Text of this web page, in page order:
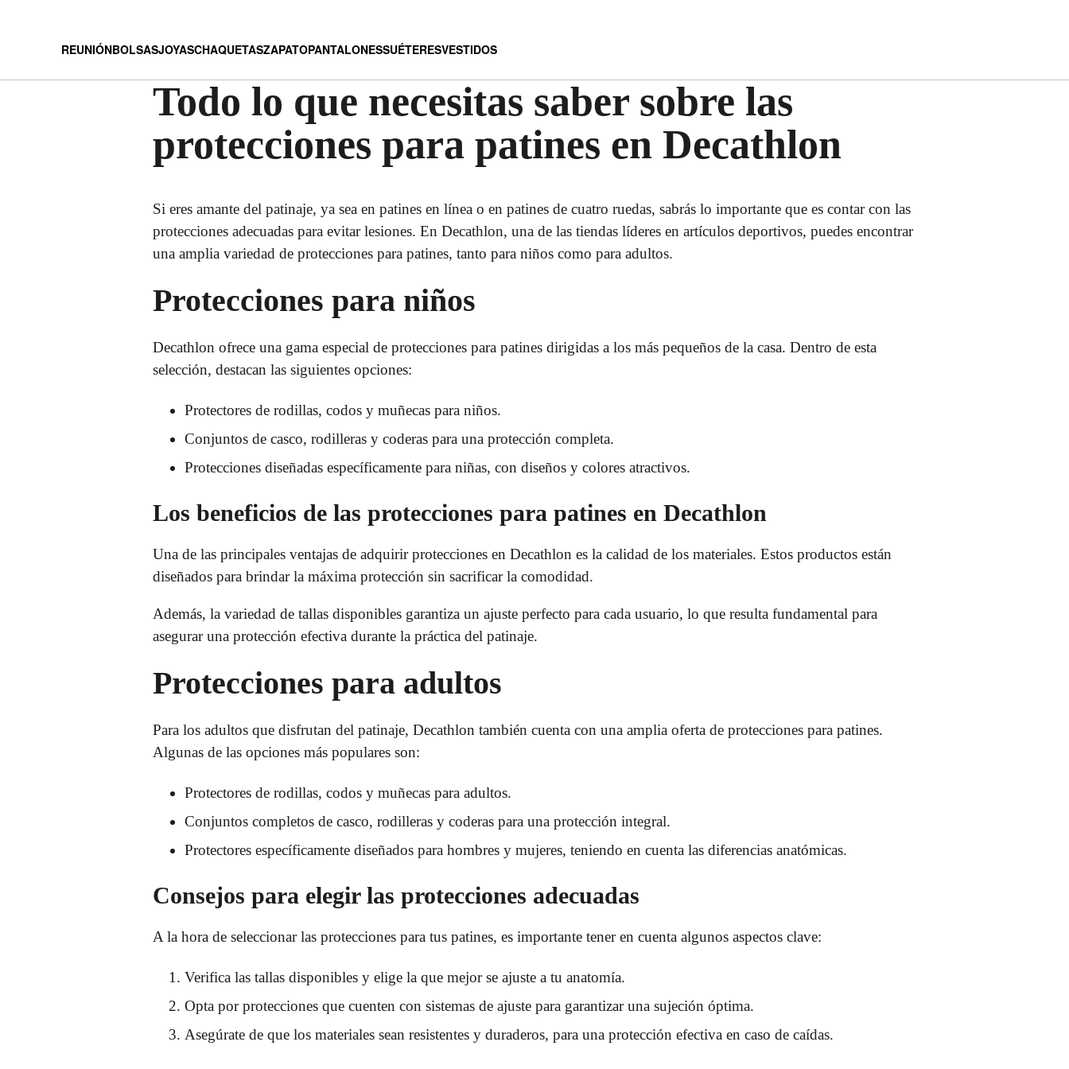
REUNIÓNBOLSASJOYASCHAQUETASZAPATOPANTALONESSUÉTERESVESTIDOS
Todo lo que necesitas saber sobre las
protecciones para patines en Decathlon
Si eres amante del patinaje, ya sea en patines en línea o en patines de cuatro ruedas, sabrás lo importante que es contar con las
protecciones adecuadas para evitar lesiones. En Decathlon, una de las tiendas líderes en artículos deportivos, puedes encontrar
una amplia variedad de protecciones para patines, tanto para niños como para adultos.
Protecciones para niños
Decathlon ofrece una gama especial de protecciones para patines dirigidas a los más pequeños de la casa. Dentro de esta
selección, destacan las siguientes opciones:
Protectores de rodillas, codos y muñecas para niños.
Conjuntos de casco, rodilleras y coderas para una protección completa.
Protecciones diseñadas específicamente para niñas, con diseños y colores atractivos.
Los beneficios de las protecciones para patines en Decathlon
Una de las principales ventajas de adquirir protecciones en Decathlon es la calidad de los materiales. Estos productos están
diseñados para brindar la máxima protección sin sacrificar la comodidad.
Además, la variedad de tallas disponibles garantiza un ajuste perfecto para cada usuario, lo que resulta fundamental para
asegurar una protección efectiva durante la práctica del patinaje.
Protecciones para adultos
Para los adultos que disfrutan del patinaje, Decathlon también cuenta con una amplia oferta de protecciones para patines.
Algunas de las opciones más populares son:
Protectores de rodillas, codos y muñecas para adultos.
Conjuntos completos de casco, rodilleras y coderas para una protección integral.
Protectores específicamente diseñados para hombres y mujeres, teniendo en cuenta las diferencias anatómicas.
Consejos para elegir las protecciones adecuadas
A la hora de seleccionar las protecciones para tus patines, es importante tener en cuenta algunos aspectos clave:
Verifica las tallas disponibles y elige la que mejor se ajuste a tu anatomía.
Opta por protecciones que cuenten con sistemas de ajuste para garantizar una sujeción óptima.
Asegúrate de que los materiales sean resistentes y duraderos, para una protección efectiva en caso de caídas.